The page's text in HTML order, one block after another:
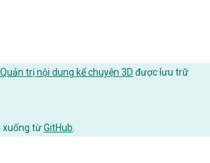
trị nội dung kể chuyện 3D được lưu trữ
xuống từGitHub